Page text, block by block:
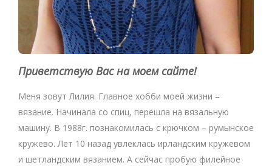
Приветствую Вас на моем сайте!
Меня зовут Лилия. Главное хобби моей жизни –
вязание. Начинала со спиц, перешла на вязальную
машину. В 1988г. познакомилась с крючком – румынское
кружево. Лет 10 назад увлеклась ирландским кружевом
и шетландским вязанием. А сейчас пробую филейное